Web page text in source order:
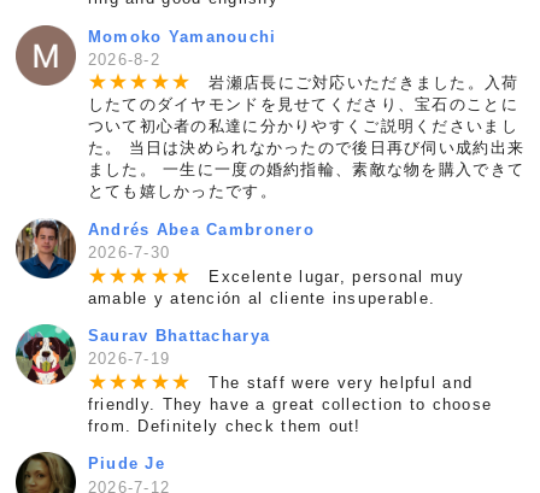
Momoko Yamanouchi
2026-8-2
★★★ ★★
岩瀬店長にご対応いただきました。入荷
したてのダイヤモンドを見せてくださり、宝石のことに
ついて初心者の私達に分かりやすくご説明くださいまし
た。 当日は決められなかったので後日再び伺い成約出来
ました。 一生に一度の婚約指輪、素敵な物を購入できて
とても嬉しかったです。
Andrés Abea Cambronero
2026-7-30
★★★ ★★
Excelente lugar, personal muy
amable y atención al cliente insuperable.
Saurav Bhattacharya
2026-7-19
★★★ ★★
The staff were very helpful and
friendly. They have a great collection to choose
from. Definitely check them out!
Piude Je
2026-7-12